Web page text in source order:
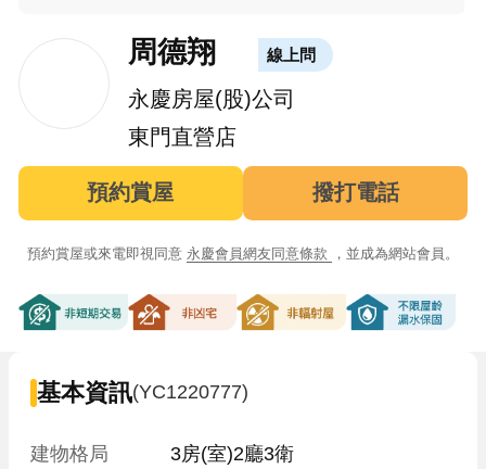
周德翔 線上問
永慶房屋(股)公司
東門直營店
預約賞屋 撥打電話
預約賞屋或來電即視同意 永慶會員網友同意條款 ，並成為網站會員。
基本資訊(YC1220777)
建物格局
3房(室)2廳3衛